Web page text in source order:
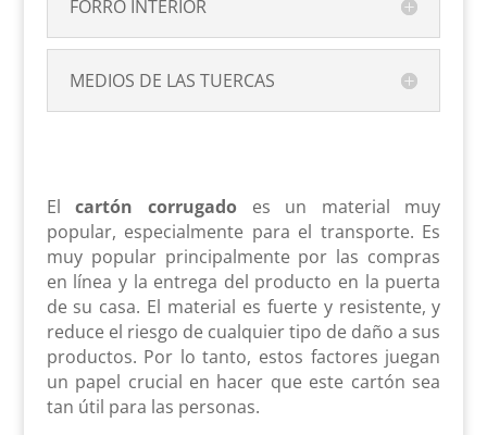
FORRO INTERIOR
MEDIOS DE LAS TUERCAS
Elcartón corrugadoes un material muy
popular, especialmente para el transporte. Es
muy popular principalmente por las compras
en línea y la entrega del producto en la puerta
de su casa. El material es fuerte y resistente, y
reduce el riesgo de cualquier tipo de daño a sus
productos. Por lo tanto, estos factores juegan
un papel crucial en hacer que este cartón sea
tan útil para las personas.